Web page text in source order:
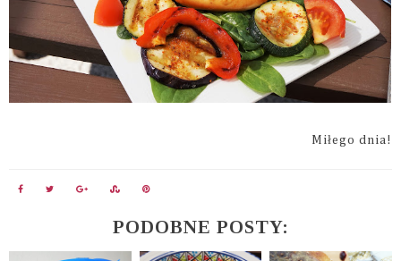
Miłego dnia!
PODOBNE POSTY: